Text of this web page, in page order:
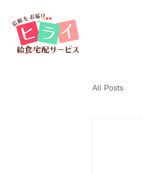
All Posts